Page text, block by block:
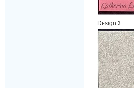
Design 3